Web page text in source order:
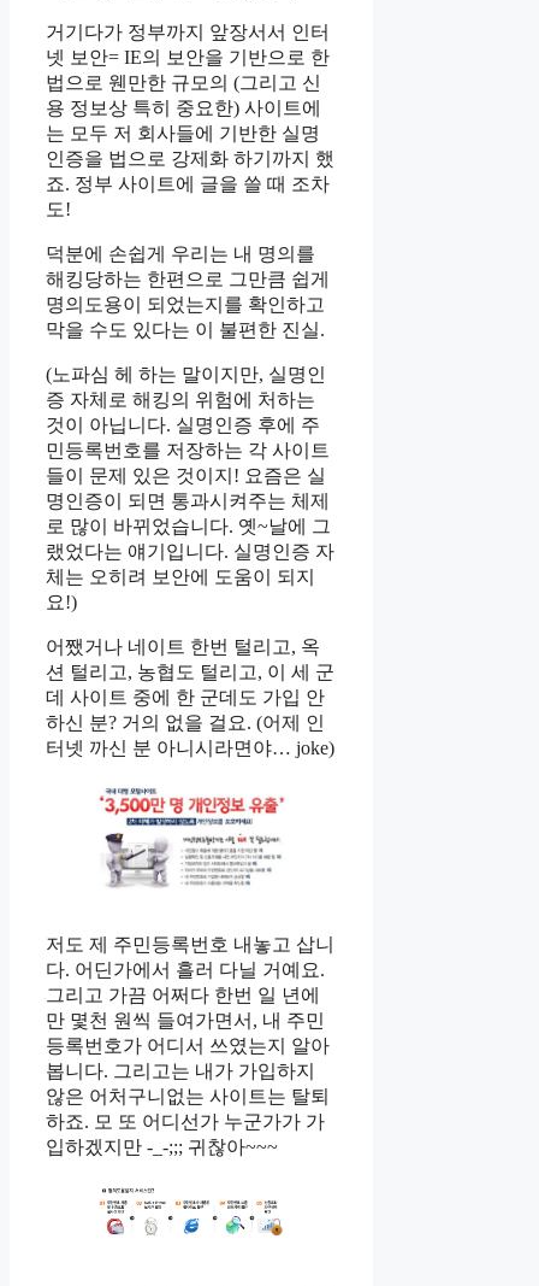
거기다가 정부까지 앞장서서 인터
넷 보안= IE의 보안을 기반으로 한
법으로 웬만한 규모의 (그리고 신
용 정보상 특히 중요한) 사이트에
는 모두 저 회사들에 기반한 실명
인증을 법으로 강제화 하기까지 했
죠. 정부 사이트에 글을 쓸 때 조차
도!
덕분에 손쉽게 우리는 내 명의를
해킹당하는 한편으로 그만큼 쉽게
명의도용이 되었는지를 확인하고
막을 수도 있다는 이 불편한 진실.
(노파심 헤 하는 말이지만, 실명인
증 자체로 해킹의 위험에 처하는
것이 아닙니다. 실명인증 후에 주
민등록번호를 저장하는 각 사이트
들이 문제 있은 것이지! 요즘은 실
명인증이 되면 통과시켜주는 체제
로 많이 바뀌었습니다. 옛~날에 그
랬었다는 얘기입니다. 실명인증 자
체는 오히려 보안에 도움이 되지
요!)
어쨌거나 네이트 한번 털리고, 옥
션 털리고, 농협도 털리고, 이 세 군
데 사이트 중에 한 군데도 가입 안
하신 분? 거의 없을 걸요. (어제 인
터넷 까신 분 아니시라면야… joke)
저도 제 주민등록번호 내놓고 삽니
다. 어딘가에서 흘러 다닐 거예요.
그리고 가끔 어쩌다 한번 일 년에
만 몇천 원씩 들여가면서, 내 주민
등록번호가 어디서 쓰였는지 알아
봅니다. 그리고는 내가 가입하지
않은 어처구니없는 사이트는 탈퇴
하죠. 모 또 어디선가 누군가가 가
입하겠지만 -_-;;; 귀찮아~~~